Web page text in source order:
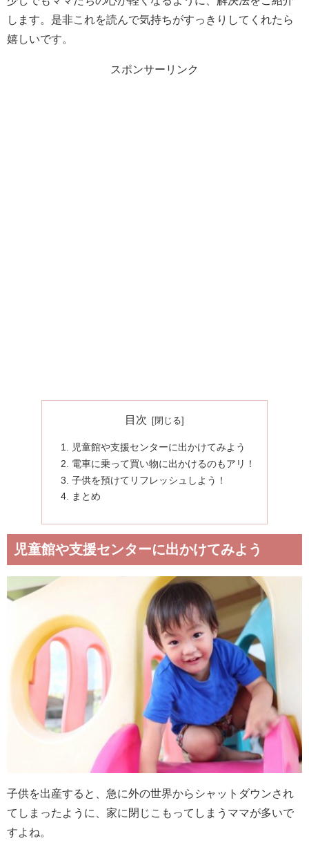
します。是非これを読んで気持ちがすっきりしてくれたら
嬉しいです。
スポンサーリンク
目次
児童館や支援センターに出かけてみよう
電車に乗って買い物に出かけるのもアリ！
子供を預けてリフレッシュしよう！
まとめ
児童館や支援センターに出かけてみよう
子供を出産すると、急に外の世界からシャットダウンされ
てしまったように、家に閉じこもってしまうママが多いで
すよね。